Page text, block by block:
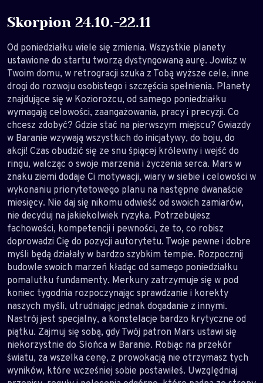
Skorpion 24.10.-22.11
Od poniedziałku wiele się zmienia. Wszystkie planety
ustawione do startu tworzą dystyngowaną aurę. Jowisz w
Twoim domu, w retrogracji szuka z Tobą wyższe cele, inne
drogi do rozwoju osobistego i szczęścia spełnienia. Planety
znajdujące się w Koziorożcu, od samego poniedziałku
wymagają celowości, zaangażowania, pracy i precyzji. Co
chcesz zdobyć? Gdzie stać na pierwszym miejscu? Gwiazdy
w Baranie wzywają wszystkich do inicjatywy, do boju, do
akcji! Czas obudzić się ze snu śpiącej królewny i wejść do
ringu, walcząc o swoje marzenia i życzenia serca. Mars w
znaku ziemi dodaje Ci motywacji, wiary w siebie i celowości w
wykonaniu priorytetowego planu na następne dwanaście
miesięcy. Nie daj się nikomu odwieść od swoich zamiarów,
nie decyduj na jakiekolwiek ryzyka. Potrzebujesz
fachowości, kompetencji i pewności, że to, co robisz
doprowadzi Cię do pozycji autorytetu. Twoje pewne i dobre
myśli będą działały w bardzo szybkim tempie. Rozpocznij
budowle swoich marzeń kładąc od samego poniedziałku
pomalutku fundamenty. Merkury zatrzymuje się w pod
koniec tygodnia rozpoczynając sprawdzanie i korekty
naszych myśli, utrudniając jednak dogadanie z innymi.
Nastrój jest specjalny, a konstelacje bardzo krytyczne od
piątku. Zajmuj się sobą, gdy Twój patron Mars ustawi się
niekorzystnie do Słońca w Baranie. Robiąc na przekór
światu, za wszelka cenę, z prowokacją nie otrzymasz tych
wyników, które wcześniej sobie postawiłeś. Uwzględniaj